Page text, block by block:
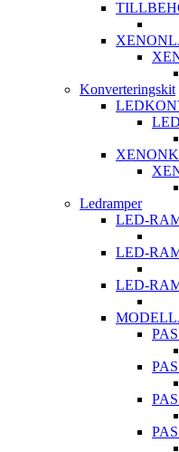
Konverteringskit
Ledramper
LED-
LED-
LED-